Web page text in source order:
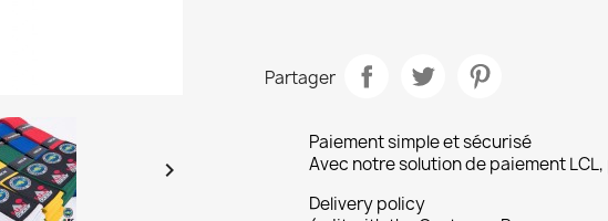

Partager
Paiement simple et sécurisé
Avec notre solution de paiement
Delivery policy